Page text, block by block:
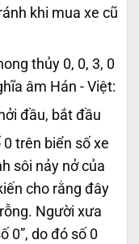
khi mua xe cũ
thủy 0, 0, 3, 0
âm Hán - Việt:
đầu, bắt đầu
trên biển số xe
sôi nảy nở của
cho rằng đây
Người xưa
0”, do đó số 0